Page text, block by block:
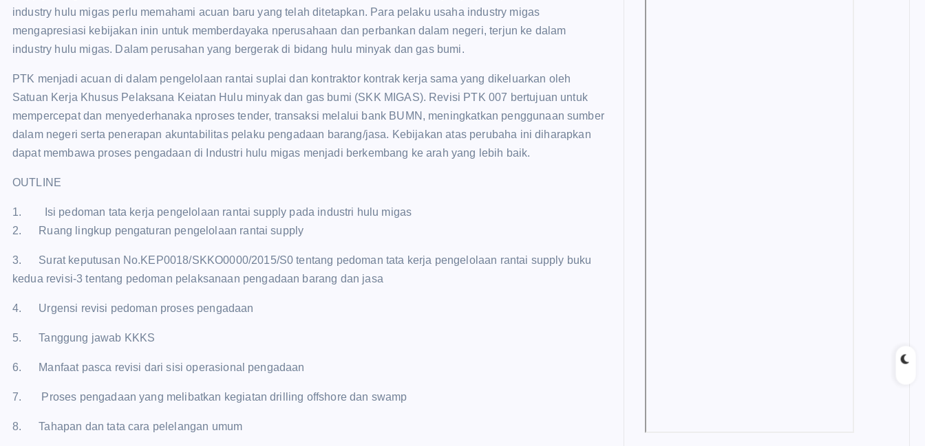
industry hulu migas perlu memahami acuan baru yang telah ditetapkan. Para pelaku usaha industry migas
mengapresiasi kebijakan inin untuk memberdayaka nperusahaan dan perbankan dalam negeri, terjun ke dalam
industry hulu migas. Dalam perusahan yang bergerak di bidang hulu minyak dan gas bumi.
PTK menjadi acuan di dalam pengelolaan rantai suplai dan kontraktor kontrak kerja sama yang dikeluarkan oleh
Satuan Kerja Khusus Pelaksana Keiatan Hulu minyak dan gas bumi (SKK MIGAS). Revisi PTK 007 bertujuan untuk
mempercepat dan menyederhanaka nproses tender, transaksi melalui bank BUMN, meningkatkan penggunaan sumber
dalam negeri serta penerapan akuntabilitas pelaku pengadaan barang/jasa. Kebijakan atas perubaha ini diharapkan
dapat membawa proses pengadaan di Industri hulu migas menjadi berkembang ke arah yang lebih baik.
OUTLINE
1. Isi pedoman tata kerja pengelolaan rantai supply pada industri hulu migas
2. Ruang lingkup pengaturan pengelolaan rantai supply
3. Surat keputusan No.KEP0018/SKKO0000/2015/S0 tentang pedoman tata kerja pengelolaan rantai supply buku
kedua revisi-3 tentang pedoman pelaksanaan pengadaan barang dan jasa
4. Urgensi revisi pedoman proses pengadaan
5. Tanggung jawab KKKS
6. Manfaat pasca revisi dari sisi operasional pengadaan
7. Proses pengadaan yang melibatkan kegiatan drilling offshore dan swamp
8. Tahapan dan tata cara pelelangan umum